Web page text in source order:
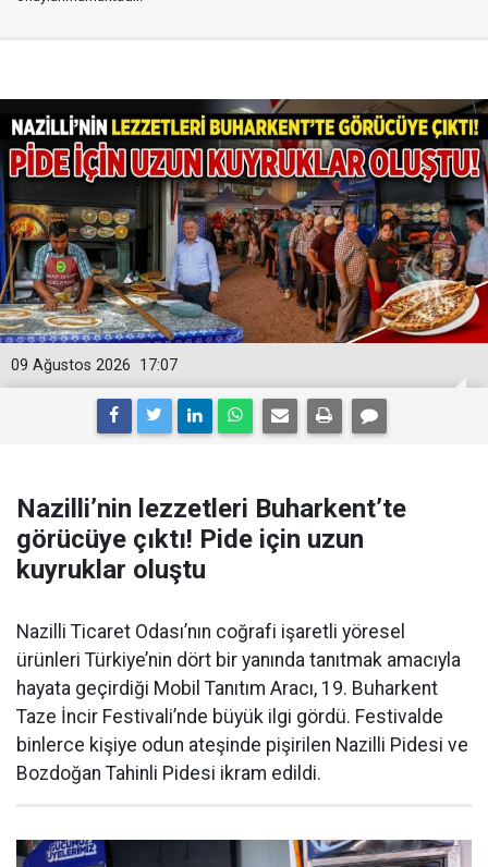
17:07
09 Ağustos 2026
Nazilli’nin lezzetleri Buharkent’te
görücüye çıktı! Pide için uzun
kuyruklar oluştu
Nazilli Ticaret Odası’nın coğrafi işaretli yöresel
ürünleri Türkiye’nin dört bir yanında tanıtmak amacıyla
hayata geçirdiği Mobil Tanıtım Aracı, 19. Buharkent
Taze İncir Festivali’nde büyük ilgi gördü. Festivalde
binlerce kişiye odun ateşinde pişirilen Nazilli Pidesi ve
Bozdoğan Tahinli Pidesi ikram edildi.